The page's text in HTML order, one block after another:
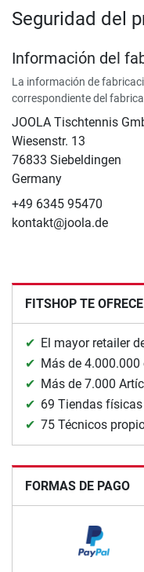
Seguridad del
Información del
La información de
correspondiente del
JOOLA Tischtennis
Wiesenstr. 13
76833 Siebeldingen
Germany
+49 6345 95470
kontakt@joola.de
FITSHOP TE OFRECE
El mayor retailer
Más de
Más de 7.000
69 Tiendas
75 Técnicos
FORMAS DE PAGO